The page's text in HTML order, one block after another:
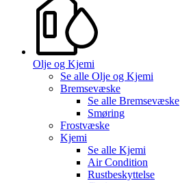
Olje og Kjemi
Se alle Olje og Kjemi
Bremsevæske
Se alle Bremsevæske
Smøring
Frostvæske
Kjemi
Se alle Kjemi
Air Condition
Rustbeskyttelse